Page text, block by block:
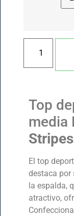
Top
media
Stripes
El top
destaca por
la espalda,
atractivo,